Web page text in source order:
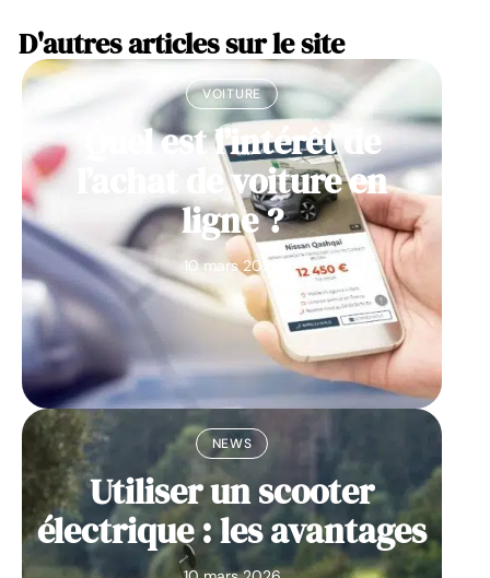
D'autres articles sur le site
VOITURE
Quel est l’intérêt de
l’achat de voiture en
ligne ?
10 mars 2026
NEWS
Utiliser un scooter
électrique : les avantages